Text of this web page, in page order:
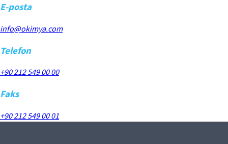
E-posta
info@okimya.com
Telefon
+90 212 549 00 00
Faks
+90 212 549 00 01